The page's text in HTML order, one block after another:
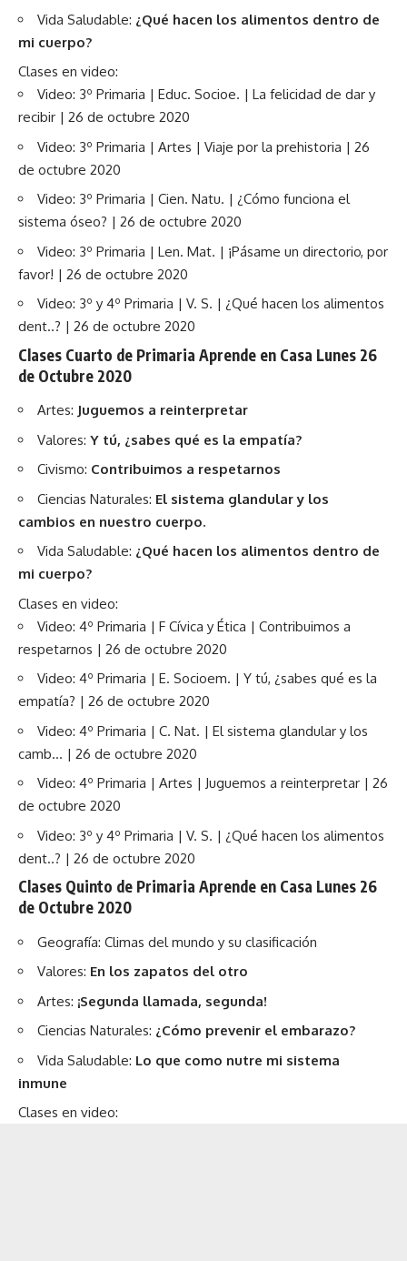
Vida Saludable: ¿Qué hacen los alimentos dentro de
mi cuerpo?
Clases en video:
Video: 3º Primaria | Educ. Socioe. | La felicidad de dar y
recibir | 26 de octubre 2020
Video: 3º Primaria | Artes | Viaje por la prehistoria | 26
de octubre 2020
Video: 3º Primaria | Cien. Natu. | ¿Cómo funciona el
sistema óseo? | 26 de octubre 2020
Video: 3º Primaria | Len. Mat. | ¡Pásame un directorio, por
favor! | 26 de octubre 2020
Video: 3º y 4º Primaria | V. S. | ¿Qué hacen los alimentos
dent..? | 26 de octubre 2020
Clases Cuarto de Primaria Aprende en Casa Lunes 26
de Octubre 2020
Artes: Juguemos a reinterpretar
Valores: Y tú, ¿sabes qué es la empatía?
Civismo: Contribuimos a respetarnos
Ciencias Naturales: El sistema glandular y los
cambios en nuestro cuerpo.
Vida Saludable: ¿Qué hacen los alimentos dentro de
mi cuerpo?
Clases en video:
Video: 4º Primaria | F Cívica y Ética | Contribuimos a
respetarnos | 26 de octubre 2020
Video: 4º Primaria | E. Socioem. | Y tú, ¿sabes qué es la
empatía? | 26 de octubre 2020
Video: 4º Primaria | C. Nat. | El sistema glandular y los
camb… | 26 de octubre 2020
Video: 4º Primaria | Artes | Juguemos a reinterpretar | 26
de octubre 2020
Video: 3º y 4º Primaria | V. S. | ¿Qué hacen los alimentos
dent..? | 26 de octubre 2020
Clases Quinto de Primaria Aprende en Casa Lunes 26
de Octubre 2020
Geografía: Climas del mundo y su clasificación
Valores: En los zapatos del otro
Artes: ¡Segunda llamada, segunda!
Ciencias Naturales: ¿Cómo prevenir el embarazo?
Vida Saludable: Lo que como nutre mi sistema
inmune
Clases en video: